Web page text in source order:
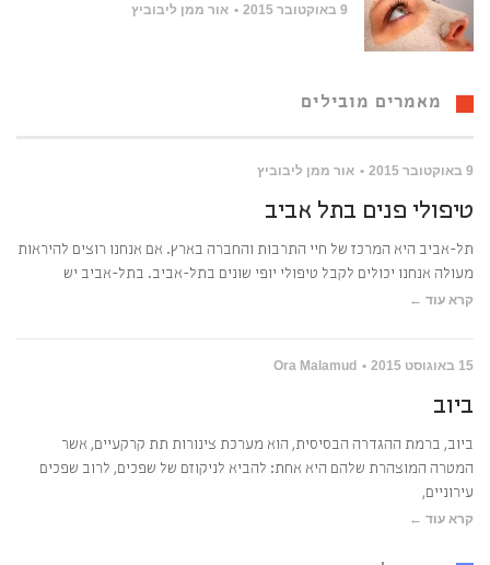
9 באוקטובר 2015 אור ממן ליבוביץ
מאמרים מובילים
9 באוקטובר 2015 אור ממן ליבוביץ
טיפולי פנים בתל אביב
תל-אביב היא המרכז של חיי התרבות והחברה בארץ. אם אנחנו רוצים להיראות
מעולה אנחנו יכולים לקבל טיפולי יופי שונים בתל-אביב. בתל-אביב יש
קרא עוד ←
15 באוגוסט 2015 Ora Malamud
ביוב
ביוב, ברמת ההגדרה הבסיסית, הוא מערכת צינורות תת קרקעיים, אשר
המטרה המוצהרת שלהם היא אחת: להביא לניקוזם של שפכים, לרוב שפכים
עירוניים,
קרא עוד ←